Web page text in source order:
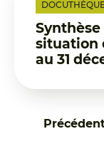
situation
au 31